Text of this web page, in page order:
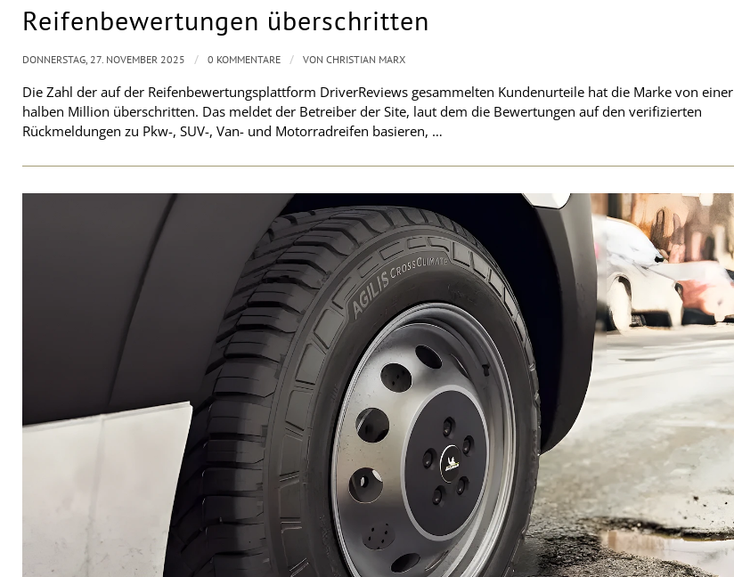
Reifenbewertungen überschritten
Die Zahl der auf der Reifenbewertungsplattform DriverReviews gesammelten Kundenurteile hat die Marke von einer
halben Million überschritten. Das meldet der Betreiber der Site, laut dem die Bewertungen auf den verifizierten
Rückmeldungen zu Pkw-, SUV-, Van- und Motorradreifen basieren, …
DONNERSTAG, 27. NOVEMBER 2025 / 0 KOMMENTARE / VON CHRISTIAN MARX